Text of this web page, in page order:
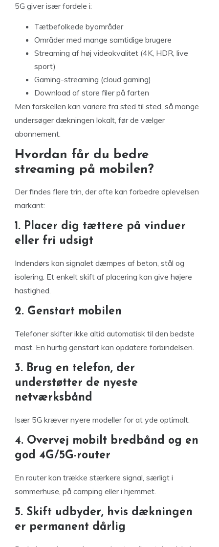
5G giver især fordele i:
Tætbefolkede byområder
Områder med mange samtidige brugere
Streaming af høj videokvalitet (4K, HDR, live
sport)
Gaming-streaming (cloud gaming)
Download af store filer på farten
Men forskellen kan variere fra sted til sted, så mange
undersøger dækningen lokalt, før de vælger
abonnement.
Hvordan får du bedre
streaming på mobilen?
Der findes flere trin, der ofte kan forbedre oplevelsen
markant:
1. Placer dig tættere på vinduer
eller fri udsigt
Indendørs kan signalet dæmpes af beton, stål og
isolering. Et enkelt skift af placering kan give højere
hastighed.
2. Genstart mobilen
Telefoner skifter ikke altid automatisk til den bedste
mast. En hurtig genstart kan opdatere forbindelsen.
3. Brug en telefon, der
understøtter de nyeste
netværksbånd
Især 5G kræver nyere modeller for at yde optimalt.
4. Overvej mobilt bredbånd og en
god 4G/5G-router
En router kan trække stærkere signal, særligt i
sommerhuse, på camping eller i hjemmet.
5. Skift udbyder, hvis dækningen
er permanent dårlig